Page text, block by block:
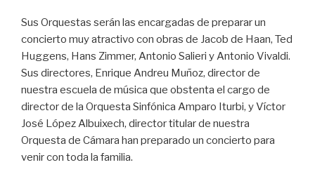
Sus Orquestas serán las encargadas de preparar un
concierto muy atractivo con obras de Jacob de Haan, Ted
Huggens, Hans Zimmer, Antonio Salieri y Antonio Vivaldi.
Sus directores, Enrique Andreu Muñoz, director de
nuestra escuela de música que obstenta el cargo de
director de la Orquesta Sinfónica Amparo Iturbi, y Víctor
José López Albuixech, director titular de nuestra
Orquesta de Cámara han preparado un concierto para
venir con toda la familia.